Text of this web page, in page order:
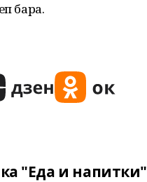
бара.
"Еда и напитки"